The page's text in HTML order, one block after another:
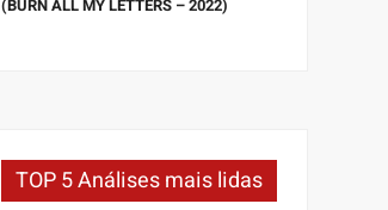
(BURN ALL MY LETTERS – 2022)
TOP 5 Análises mais lidas